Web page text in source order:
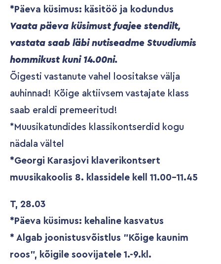
*Päeva küsimus: käsitöö ja kodundus
Vaata päeva küsimust fuajee stendilt,
vastata saab läbi nutiseadme Stuudiumis
hommikust kuni 14.00ni.
Õigesti vastanute vahel loositakse välja
auhinnad! Kõige aktiivsem vastajate klass
saab eraldi premeeritud!
*Muusikatundides klassikontserdid kogu
nädala vältel
*Georgi Karasjovi klaverikontsert
muusikakoolis 8. klassidele kell 11.00-11.45
T, 28.03
*Päeva küsimus: kehaline kasvatus
* Algab joonistusvõistlus "Kõige kaunim
roos", kõigile soovijatele 1.-9.kl.